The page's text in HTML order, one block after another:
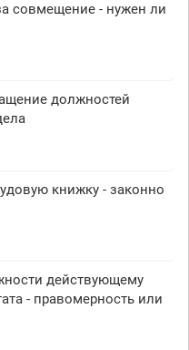
совмещение - нужен ли
должностей
книжку - законно
действующему
- правомерность или